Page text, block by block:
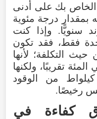
بك على أدنى
بمقدار درجة مئوية
فقط يوفر 100 باوند سنويًّا. وإذا كنت
فقط، فقد تكون
التكلفة؛ لأنها
للطاقة بنسبة 100 في المئة تقريبًا، ولكنها
أجهزة تعمل بـ2 إلى 3 كيلواط من الوقود
رخيصًا.
كفاءة في